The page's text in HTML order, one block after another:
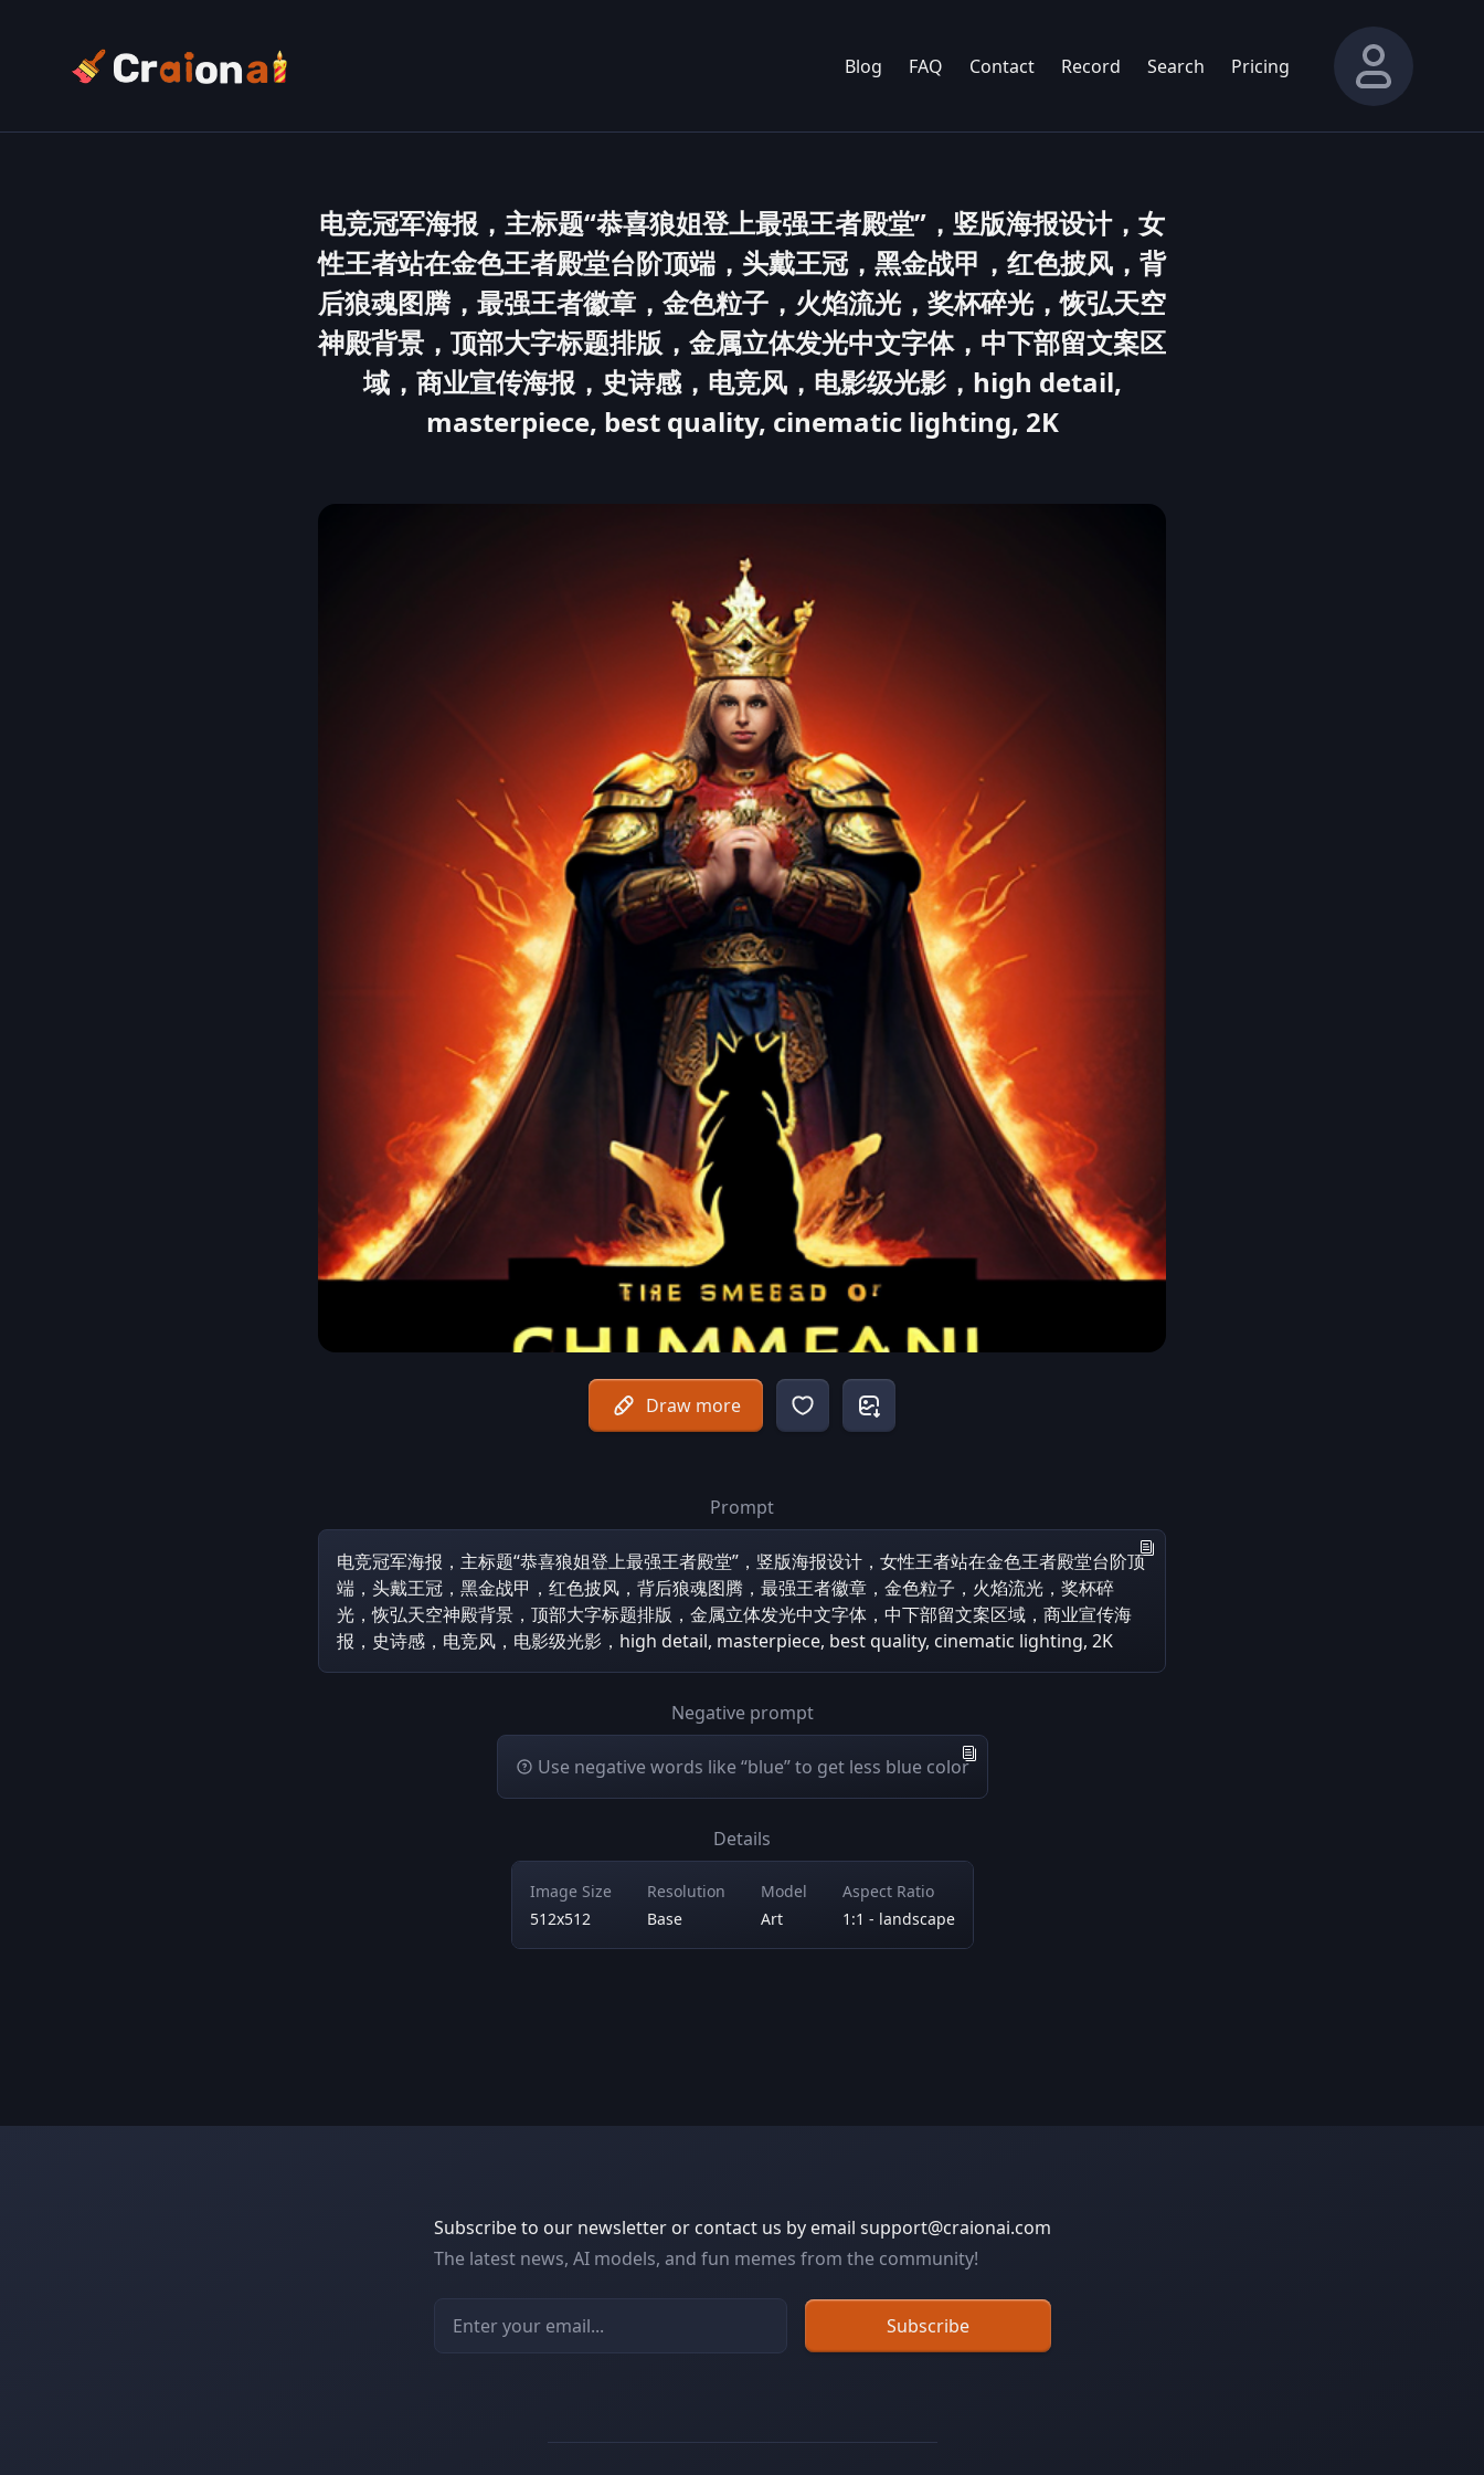
Blog FAQ Contact Record Search Pricing
电竞冠军海报，主标题“恭喜狼姐登上最强王者殿堂”，竖版海报设计，女
性王者站在金色王者殿堂台阶顶端，头戴王冠，黑金战甲，红色披风，背
后狼魂图腾，最强王者徽章，金色粒子，火焰流光，奖杯碎光，恢弘天空
神殿背景，顶部大字标题排版，金属立体发光中文字体，中下部留文案区
域，商业宣传海报，史诗感，电竞风，电影级光影，high detail,
masterpiece, best quality, cinematic lighting, 2K
Draw more
Prompt
电竞冠军海报，主标题“恭喜狼姐登上最强王者殿堂”，竖版海报设计，女性王者站在金色王者殿堂台阶顶
端，头戴王冠，黑金战甲，红色披风，背后狼魂图腾，最强王者徽章，金色粒子，火焰流光，奖杯碎
光，恢弘天空神殿背景，顶部大字标题排版，金属立体发光中文字体，中下部留文案区域，商业宣传海
报，史诗感，电竞风，电影级光影，high detail, masterpiece, best quality, cinematic lighting, 2K
Negative prompt
Use negative words like “blue” to get less blue color
Details
Image Size
512x512
Resolution
Base
Model
Art
Aspect Ratio
1:1 - landscape
Subscribe to our newsletter or contact us by email support@craionai.com
The latest news, AI models, and fun memes from the community!
Subscribe